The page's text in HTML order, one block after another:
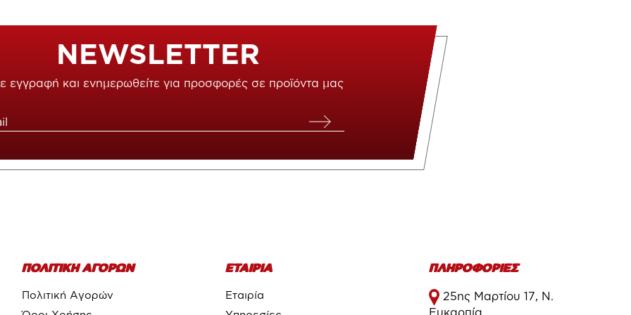
NEWSLETTER
εγγραφή και ενημερωθείτε για προσφορές σε προϊόντα μας
ΠΟΛΙΤΙΚΗ ΑΓΟΡΩΝ
Πολιτική Αγορών
ΕΤΑΙΡΙΑ
Εταιρία
ΠΛΗΡΟΦΟΡΙΕΣ
25ης Μαρτίου 17, Ν.
Ευκαρπία,